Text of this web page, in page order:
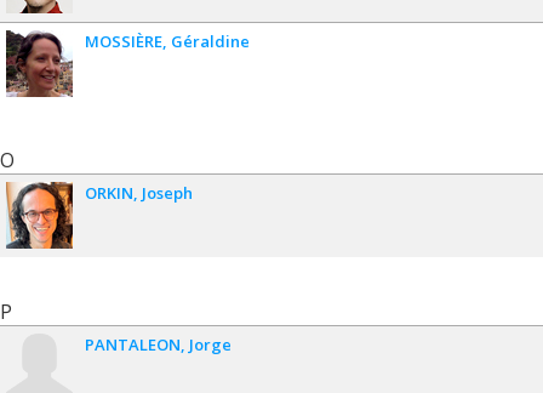
MOSSIÈRE Géraldine
O
ORKIN Joseph
P
PANTALEON Jorge